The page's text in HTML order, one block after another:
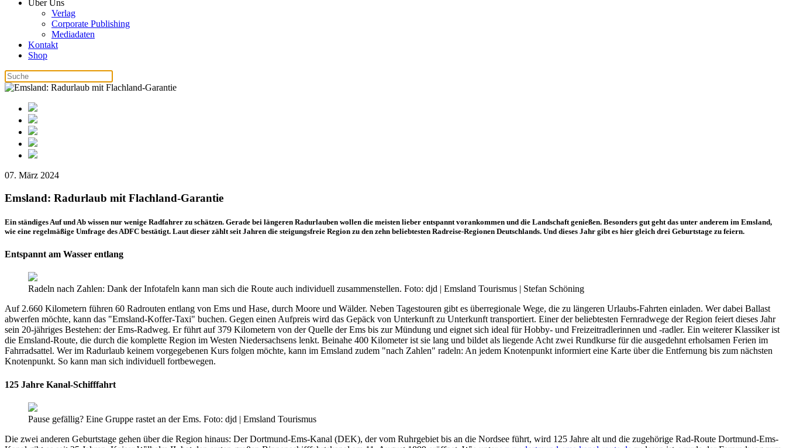
Über Uns
Verlag
Corporate Publishing
Mediadaten
Kontakt
Shop
07. März 2024
Emsland: Radurlaub mit Flachland-Garantie
Ein ständiges Auf und Ab wissen nur wenige Radfahrer zu schätzen. Gerade bei längeren Radurlauben wollen die meisten lieber entspannt vorankommen und die Landschaft genießen. Besonders gut geht das unter anderem im Emsland,
wie eine regelmäßige Umfrage des ADFC bestätigt. Laut dieser zählt seit Jahren die steigungsfreie Region zu den zehn beliebtesten Radreise-Regionen Deutschlands. Und dieses Jahr gibt es hier gleich drei Geburtstage zu feiern.
Entspannt am Wasser entlang
Radeln nach Zahlen: Dank der Infotafeln kann man sich die Route auch individuell zusammenstellen. Foto: djd | Emsland Tourismus | Stefan Schöning
Auf 2.660 Kilometern führen 60 Radrouten entlang von Ems und Hase, durch Moore und Wälder. Neben Tagestouren gibt es überregionale Wege, die zu längeren Urlaubs-Fahrten einladen. Wer dabei Ballast
abwerfen möchte, kann das "Emsland-Koffer-Taxi" buchen. Gegen einen Aufpreis wird das Gepäck von Unterkunft zu Unterkunft transportiert. Einer der beliebtesten Fernradwege der Region feiert dieses Jahr
sein 20-jähriges Bestehen: der Ems-Radweg. Er führt auf 379 Kilometern von der Quelle der Ems bis zur Mündung und eignet sich ideal für Hobby- und Freizeitradlerinnen und -radler. Ein weiterer Klassiker ist
die Emsland-Route, die durch die komplette Region im Westen Niedersachsens lenkt. Beinahe 400 Kilometer ist sie lang und bildet als liegende Acht zwei Rundkurse für die ausgedehnt erholsamen Ferien im
Fahrradsattel. Wer im Radurlaub keinem vorgegebenen Kurs folgen möchte, kann im Emsland zudem "nach Zahlen" radeln: An jedem Knotenpunkt informiert eine Karte über die Entfernung bis zum nächsten
Knotenpunkt. So kann man sich individuell fortbewegen.
125 Jahre Kanal-Schifffahrt
Pause gefällig? Eine Gruppe rastet an der Ems. Foto: djd | Emsland Tourismus
Die zwei anderen Geburtstage gehen über die Region hinaus: Der Dortmund-Ems-Kanal (DEK), der vom Ruhrgebiet bis an die Nordsee führt, wird 125 Jahre alt und die zugehörige Rad-Route Dortmund-Ems-